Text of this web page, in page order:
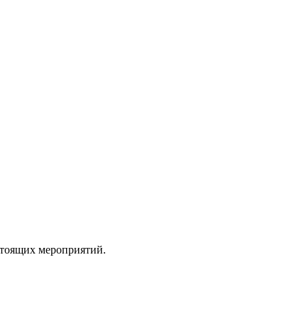
мероприятий.